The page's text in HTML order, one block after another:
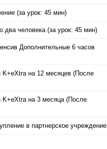
(за урок: 45 мин)
два человека (за урок: 45 мин)
Дополнительные 6 часов
K+eXtra на 12 месяцев (После
K+eXtra на 3 месяца (После
в партнерское учреждение